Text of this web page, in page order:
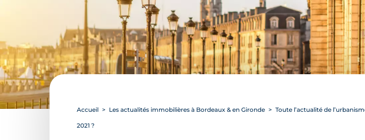
Accueil Les actualités immobilières à Bordeaux & en Gironde Toute l’actualité de
2021 ?